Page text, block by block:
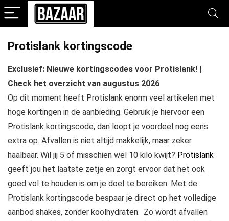
Protislank kortingscode
Exclusief: Nieuwe kortingscodes voor Protislank! |
Check het overzicht van augustus 2026
Op dit moment heeft Protislank enorm veel artikelen met
hoge kortingen in de aanbieding. Gebruik je hiervoor een
Protislank kortingscode, dan loopt je voordeel nog eens
extra op. Afvallen is niet altijd makkelijk, maar zeker
haalbaar. Wil jij 5 of misschien wel 10 kilo kwijt? Protislank
geeft jou het laatste zetje en zorgt ervoor dat het ook
goed vol te houden is om je doel te bereiken. Met de
Protislank kortingscode bespaar je direct op het volledige
aanbod shakes, zonder koolhydraten. Zo wordt afvallen